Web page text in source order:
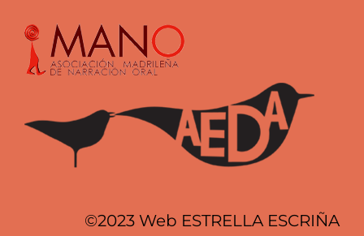
©2023 Web ESTRELLA ESCRIÑA